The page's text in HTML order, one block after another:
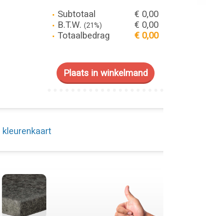
Subtotaal
€ 0,00
B.T.W. (21%)
€ 0,00
Totaalbedrag
€ 0,00
kleurenkaart